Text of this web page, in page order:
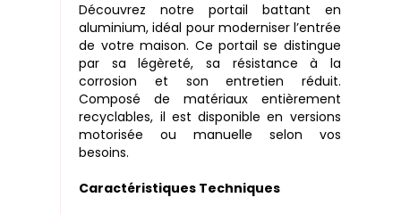
Découvrez notre portail battant en
aluminium, idéal pour moderniser l’entrée
de votre maison. Ce portail se distingue
par sa légèreté, sa résistance à la
corrosion et son entretien réduit.
Composé de matériaux entièrement
recyclables, il est disponible en versions
motorisée ou manuelle selon vos
besoins.
Caractéristiques Techniques